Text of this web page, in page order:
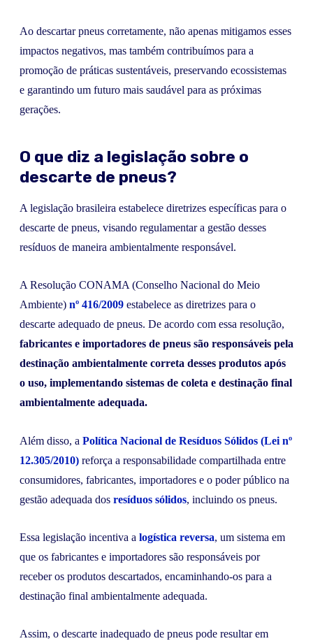
Ao descartar pneus corretamente, não apenas mitigamos esses
impactos negativos, mas também contribuímos para a
promoção de práticas sustentáveis, preservando ecossistemas
e garantindo um futuro mais saudável para as próximas
gerações.
O que diz a legislação sobre o
descarte de pneus?
A legislação brasileira estabelece diretrizes específicas para o
descarte de pneus, visando regulamentar a gestão desses
resíduos de maneira ambientalmente responsável.
A Resolução CONAMA (Conselho Nacional do Meio
Ambiente) nº 416/2009 estabelece as diretrizes para o
descarte adequado de pneus. De acordo com essa resolução,
fabricantes e importadores de pneus são responsáveis pela
destinação ambientalmente correta desses produtos após
o uso, implementando sistemas de coleta e destinação final
ambientalmente adequada.
Além disso, a Política Nacional de Resíduos Sólidos (Lei nº
12.305/2010) reforça a responsabilidade compartilhada entre
consumidores, fabricantes, importadores e o poder público na
gestão adequada dos resíduos sólidos, incluindo os pneus.
Essa legislação incentiva a logística reversa, um sistema em
que os fabricantes e importadores são responsáveis por
receber os produtos descartados, encaminhando-os para a
destinação final ambientalmente adequada.
Assim, o descarte inadequado de pneus pode resultar em